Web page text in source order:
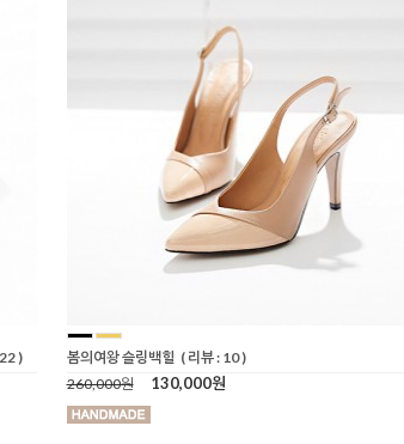
)
봄의여왕 슬링백힐 ( 리뷰 : 10 )
260,000원
130,000원